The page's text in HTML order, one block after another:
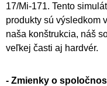
17/Mi-171. Tento
produkty sú výsledkom
naša konštrukcia, náš
veľkej časti aj hardvér.
- Zmienky o